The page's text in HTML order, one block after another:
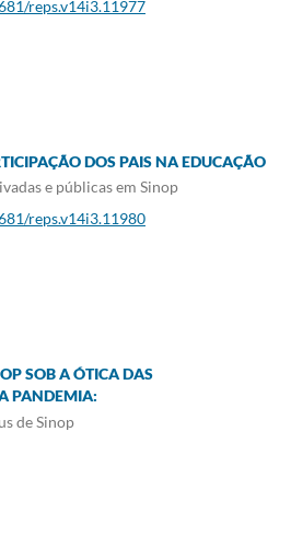
reps.v14i3.11977
DOS PAIS NA EDUCAÇÃO
e públicas em Sinop
reps.v14i3.11980
SOB A ÓTICA DAS
PANDEMIA:
de Sinop